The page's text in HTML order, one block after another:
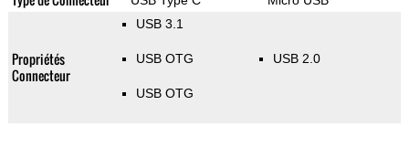
Propriétés
Connecteur
USB 3.1
USB OTG
USB OTG
USB 2.0